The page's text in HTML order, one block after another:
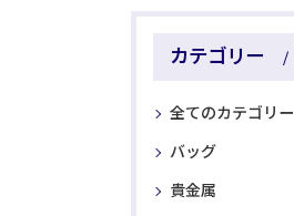
カテゴリー
全てのカテゴリー
バッグ
貴金属